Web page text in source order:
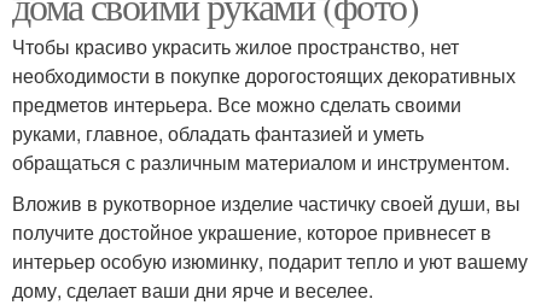
Чтобы красиво украсить жилое пространство, нет
необходимости в покупке дорогостоящих декоративных
предметов интерьера. Все можно сделать своими
руками, главное, обладать фантазией и уметь
обращаться с различным материалом и инструментом.
Вложив в рукотворное изделие частичку своей души, вы
получите достойное украшение, которое привнесет в
интерьер особую изюминку, подарит тепло и уют вашему
дому, сделает ваши дни ярче и веселее.